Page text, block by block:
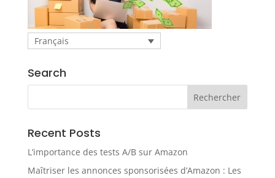
Français
Search
Recent Posts
L’importance des tests A/B sur Amazon
Maîtriser les annonces sponsorisées d’Amazon : Les